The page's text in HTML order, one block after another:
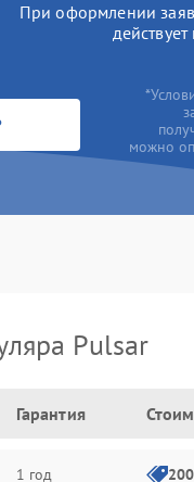
При оформлении
можно
Pulsar
Гарантия
1 год